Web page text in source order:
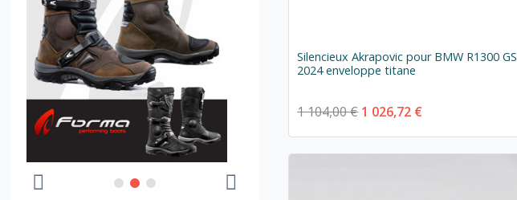
Silencieux Akrapovic pour BMW R1300 GS
2024 enveloppe titane
1 104,00 € 1 026,72 €